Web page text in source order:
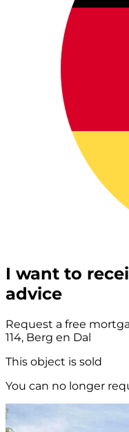
I want to
advice
Request a free
114, Berg en Dal
This object is sold
You can no longer